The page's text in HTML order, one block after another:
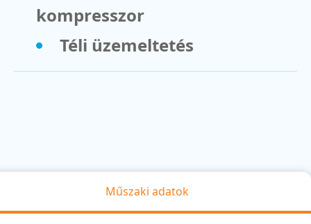
kompresszor
Téli üzemeltetés
Műszaki adatok